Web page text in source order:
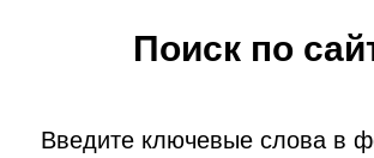
Поиск по
Введите ключевые слова в